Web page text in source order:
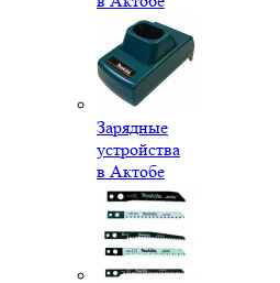
Зарядные
устройства
в Актобе